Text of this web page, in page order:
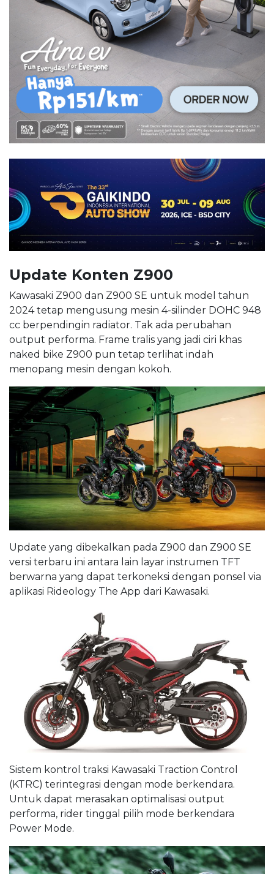
Update Konten Z900
Kawasaki Z900 dan Z900 SE untuk model tahun
2024 tetap mengusung mesin 4-silinder DOHC 948
cc berpendingin radiator. Tak ada perubahan
output performa. Frame tralis yang jadi ciri khas
naked bike Z900 pun tetap terlihat indah
menopang mesin dengan kokoh.
Update yang dibekalkan pada Z900 dan Z900 SE
versi terbaru ini antara lain layar instrumen TFT
berwarna yang dapat terkoneksi dengan ponsel via
aplikasi Rideology The App dari Kawasaki.
Sistem kontrol traksi Kawasaki Traction Control
(KTRC) terintegrasi dengan mode berkendara.
Untuk dapat merasakan optimalisasi output
performa, rider tinggal pilih mode berkendara
Power Mode.